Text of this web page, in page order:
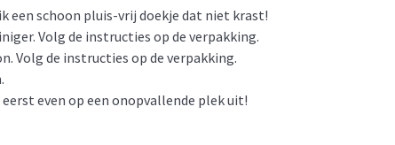
een schoon pluis-vrij doekje dat niet krast!
Volg de instructies op de verpakking.
Volg de instructies op de verpakking.
even op een onopvallende plek uit!